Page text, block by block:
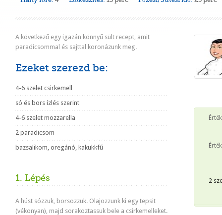
A következő egy igazán könnyű sült recept, amit
paradicsommal és sajttal koronázunk meg.
Ezeket szerezd be:
4-6 szelet csirkemell
só és bors ízlés szerint
4-6 szelet mozzarella
2 paradicsom
bazsalikom, oregánó, kakukkfű
1. Lépés
A húst sózzuk, borsozzuk. Olajozzunk ki egy tepsit
(vékonyan), majd sorakoztassuk bele a csirkemelleket.
2